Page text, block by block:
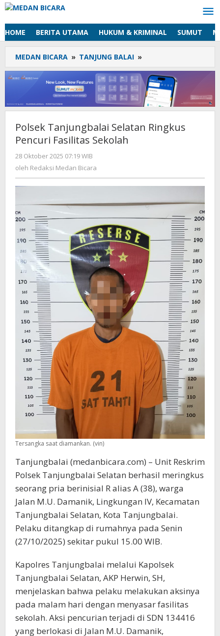
Lewati
konten
HOME BERITA UTAMA HUKUM & KRIMINAL SUMUT
MEDAN BICARA » TANJUNG BALAI »
Tanjungbalai
Selatan
Ringkus
Pencuri
Fasilitas
Polsek Tanjungbalai Selatan Ringkus
Pencuri Fasilitas Sekolah
28 Oktober 2025 07:19 WIB
Bicara
oleh Redaksi Medan Bicara
Tersangka saat diamankan. (vin)
Tanjungbalai (medanbicara.com) – Unit Reskrim
Polsek Tanjungbalai Selatan berhasil meringkus
seorang pria berinisial R alias A (38), warga
Jalan M.U. Damanik, Lingkungan IV, Kecamatan
Tanjungbalai Selatan, Kota Tanjungbalai.
Pelaku ditangkap di rumahnya pada Senin
(27/10/2025) sekitar pukul 15.00 WIB.
Kapolres Tanjungbalai melalui Kapolsek
Tanjungbalai Selatan, AKP Herwin, SH,
menjelaskan bahwa pelaku melakukan aksinya
pada malam hari dengan menyasar fasilitas
sekolah. Aksi pencurian terjadi di SDN 134416
yang berlokasi di Jalan M.U. Damanik,